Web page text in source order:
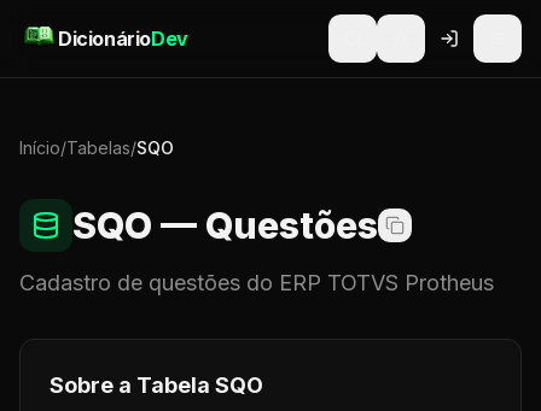
DicionárioDev
Início/Tabelas/SQO
SQO — Questões
Cadastro de questões do ERP TOTVS Protheus
Sobre a Tabela SQO